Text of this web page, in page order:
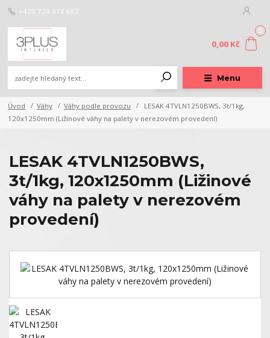
Menu
+420 724 878 662
0
0,00 Kč
Úvod Váhy Váhy podle provozu
LESAK 4TVLN1250BWS, 3t/1kg,
120x1250mm (Ližinové váhy na palety v nerezovém provedení)
LESAK 4TVLN1250BWS,
3t/1kg, 120x1250mm (Ližinové
váhy na palety v nerezovém
provedení)